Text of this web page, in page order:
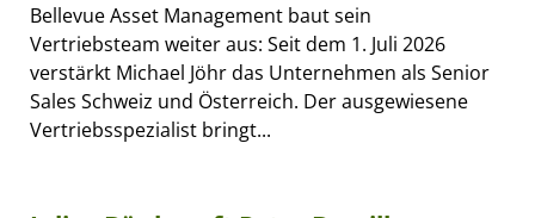
Bellevue Asset Management baut sein
Vertriebsteam weiter aus: Seit dem 1. Juli 2026
verstärkt Michael Jöhr das Unternehmen als Senior
Sales Schweiz und Österreich. Der ausgewiesene
Vertriebsspezialist bringt...